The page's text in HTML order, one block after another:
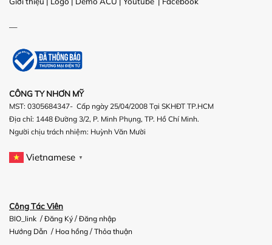
—
CÔNG TY NHƠN MỸ
MST: 0305684347- Cấp ngày 25/04/2008 Tại SKHĐT TP.HCM
Địa chỉ: 1448 Đường 3/2, P. Minh Phụng, TP. Hồ Chí Minh.
Người chịu trách nhiệm: Huỳnh Văn Mười
Vietnamese ▼
Cộng Tác Viên
BIO_link / Đăng Ký / Đăng nhập
Hướng Dẫn / Hoa hồng / Thỏa thuận